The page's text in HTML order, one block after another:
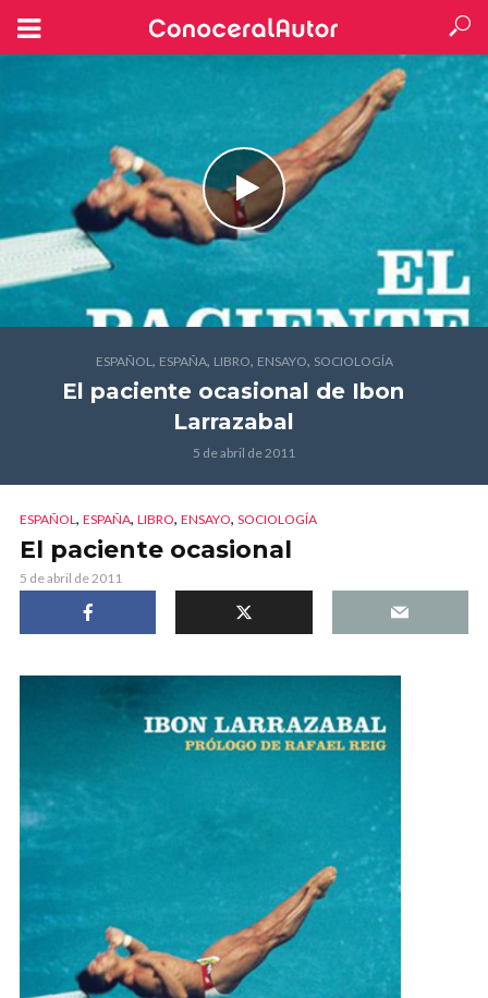
ESPAÑOL, ESPAÑA, LIBRO, ENSAYO, SOCIOLOGÍA
El paciente ocasional de Ibon
Larrazabal
5 de abril de 2011
ESPAÑOL, ESPAÑA, LIBRO, ENSAYO, SOCIOLOGÍA
El paciente ocasional
5 de abril de 2011